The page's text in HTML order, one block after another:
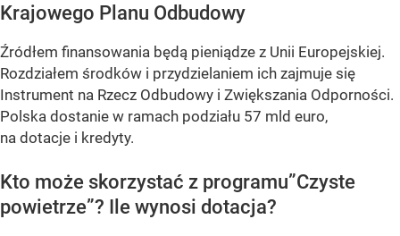
Krajowego Planu Odbudowy
Źródłem finansowania będą pieniądze z Unii Europejskiej.
Rozdziałem środków i przydzielaniem ich zajmuje się
Instrument na Rzecz Odbudowy i Zwiększania Odporności.
Polska dostanie w ramach podziału 57 mld euro,
na dotacje i kredyty.
Kto może skorzystać z programu”Czyste
powietrze”? Ile wynosi dotacja?